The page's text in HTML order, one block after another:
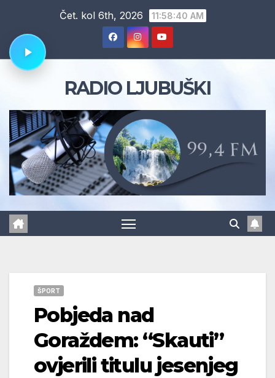
content
Čet. kol 6th, 2026 11:58:41 AM
RADIO LJUBUŠKI
ŠPORT
Pobjeda nad
Goraždem: “Skauti”
ovjerili titulu jesenjeg